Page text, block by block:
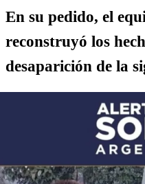
En su pedido, el
reconstruyó los
desaparición de la